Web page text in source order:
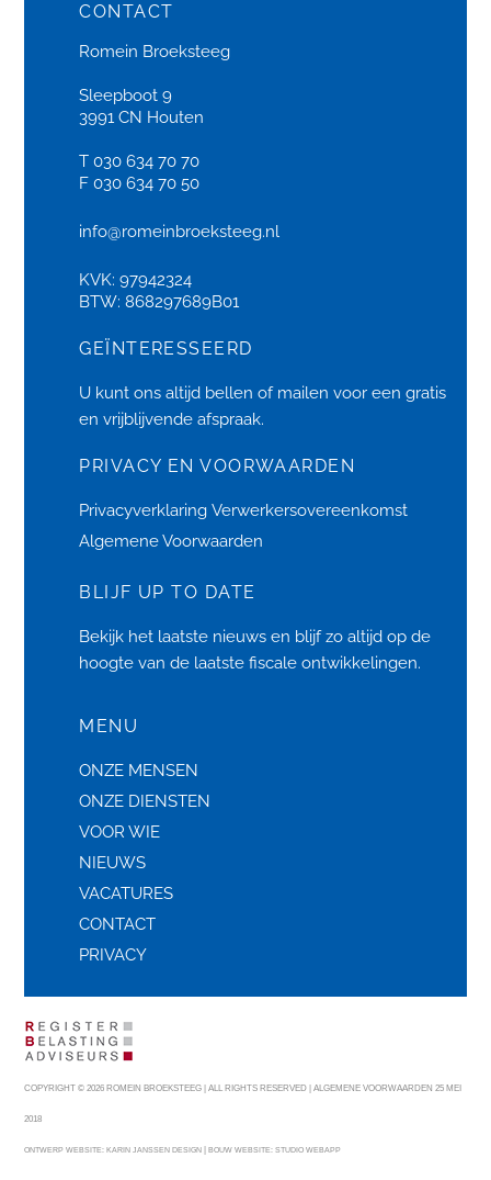
CONTACT
Romein Broeksteeg
Sleepboot 9
3991 CN Houten
T 030 634 70 70
F 030 634 70 50
info@romeinbroeksteeg.nl
KVK: 97942324
BTW: 868297689B01
GEÏNTERESSEERD
U kunt ons altijd bellen of mailen voor een gratis
en vrijblijvende afspraak.
PRIVACY EN VOORWAARDEN
Privacyverklaring Verwerkersovereenkomst
Algemene Voorwaarden
BLIJF UP TO DATE
Bekijk het laatste nieuws en blijf zo altijd op de
hoogte van de laatste fiscale ontwikkelingen.
MENU
ONZE MENSEN
ONZE DIENSTEN
VOOR WIE
NIEUWS
VACATURES
CONTACT
PRIVACY
COPYRIGHT © 2026 ROMEIN BROEKSTEEG | ALL RIGHTS RESERVED |ALGEMENE VOORWAARDEN 25 MEI
2018
ONTWERP WEBSITE:KARIN JANSSEN DESIGN |BOUW WEBSITE:STUDIO WEBAPP